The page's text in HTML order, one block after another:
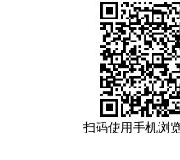
扫码使用手机浏